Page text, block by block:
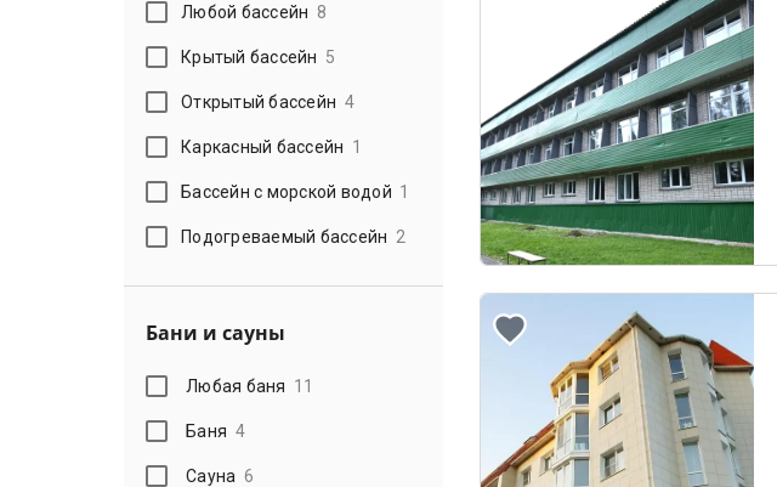
Любой бассейн 8
Крытый бассейн 5
Открытый бассейн 4
Каркасный бассейн 1
Бассейн с морской водой 1
Подогреваемый бассейн 2
Бани и сауны
Любая баня 11
Баня 4
Сауна 6